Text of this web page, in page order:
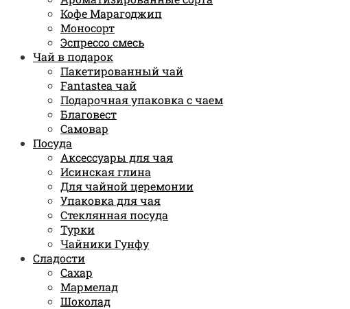
Кофе Марагоджип
Моносорт
Эспрессо смесь
Чай в подарок
Пакетированный чай
Fantastea чай
Подарочная упаковка с чаем
Благовест
Самовар
Посуда
Аксессуары для чая
Исинская глина
Для чайной церемонии
Упаковка для чая
Стеклянная посуда
Турки
Чайники Гунфу
Сладости
Сахар
Мармелад
Шоколад